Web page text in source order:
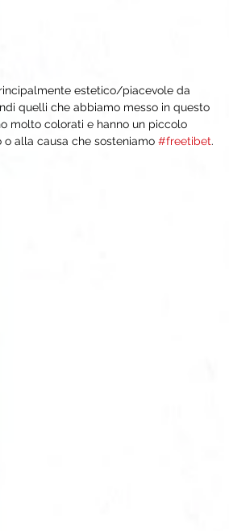
estetico/piacevole da
quelli che abbiamo messo in questo
molto colorati e hanno un piccolo
alla causa che sosteniamo #freetibet.